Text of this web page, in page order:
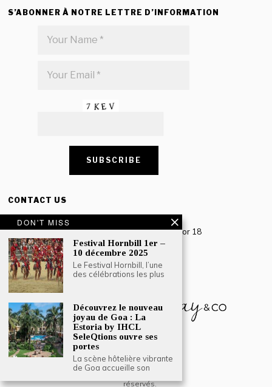
S’ABONNER À NOTRE LETTRE D’INFORMATION
CONTACT US
Creative Travel Pvt. Ltd.
Creative Plaza, 283 Udyog Vihar Phase 2, Sector 18
Gurugram, Haryana – 122016, India
Tel: +91-124 4567777
Email:engage@southasiatraveljournal.com
© 2024 Creative Travel Blogs. Tous droits
réservés.
DON'T MISS
Festival Hornbill 1er –
10 décembre 2025
Le Festival Hornbill, l’une
des célébrations les plus
Découvrez le nouveau
joyau de Goa : La
Estoria by IHCL
SeleQtions ouvre ses
portes
La scène hôtelière vibrante
de Goa accueille son